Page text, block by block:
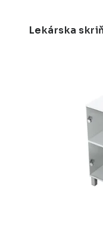
Lekárska